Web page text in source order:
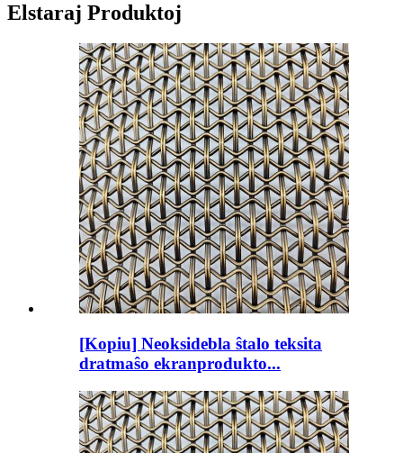
Elstaraj Produktoj
[Kopiu] Neoksidebla ŝtalo teksita
dratmaŝo ekranprodukto...